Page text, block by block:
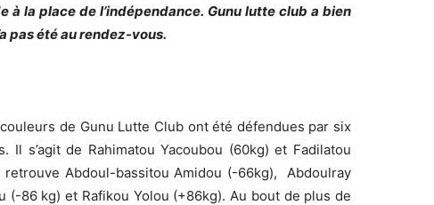
la place de l’indépendance. Gunu lutte club a bien
pas été au rendez-vous.
de Gunu Lutte Club ont été défendues par six
s’agit de Rahimatou Yacoubou (60kg) et Fadilatou
Abdoul-bassitou Amidou (-66kg), Abdoulray
(-86 kg) et Rafikou Yolou (+86kg). Au bout de plus de